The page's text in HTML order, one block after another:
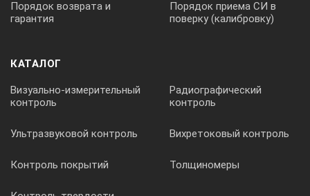
Порядок возврата и
гарантия
Порядок приема СИ в
поверку (калибровку)
КАТАЛОГ
Визуально-измерительный
контроль
Радиографический
контроль
Ультразвуковой контроль Вихретоковый контроль
Контроль покрытий Толщиномеры